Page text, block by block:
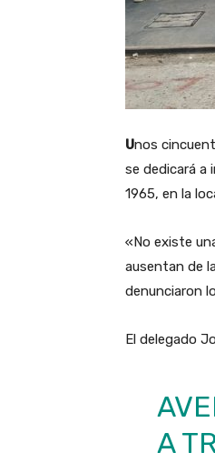
Unos
se dedicará a
1965, en la
«No existe
ausentan de
denunciaron
El delegado
A